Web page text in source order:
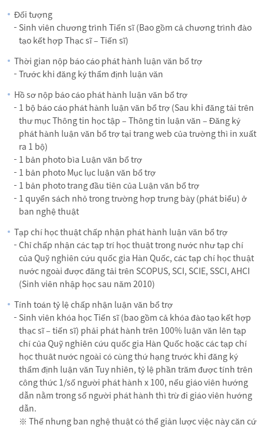
Đối tượng
Sinh viên chương trình Tiến sĩ (Bao gồm cả chương trình đào
tạo kết hợp Thạc sĩ – Tiến sĩ)
Thời gian nộp báo cáo phát hành luận văn bổ trợ
Trước khi đăng ký thẩm định luận văn
Hồ sơ nộp báo cáo phát hành luận văn bổ trợ
1 bộ báo cáo phát hành luận văn bổ trợ (Sau khi đăng tải trên
thư mục Thông tin học tập – Thông tin luận văn – Đăng ký
phát hành luận văn bổ trợ tại trang web của trường thì in xuất
ra 1 bộ)
1 bản photo bìa Luận văn bổ trợ
1 bản photo Mục lục luận văn bổ trợ
1 bản photo trang đầu tiên của Luận văn bổ trợ
1 quyển sách nhỏ trong trường hợp trưng bày (phát biểu) ở
ban nghệ thuật
Tạp chí học thuật chấp nhận phát hành luận văn bổ trợ
Chỉ chấp nhận các tạp trí học thuật trong nước như tạp chí
của Quỹ nghiên cứu quốc gia Hàn Quốc, các tạp chí học thuật
nước ngoài được đăng tải trên SCOPUS, SCI, SCIE, SSCI, AHCI
(Sinh viên nhập học sau năm 2010)
Tính toán tỷ lệ chấp nhận luận văn bổ trợ
Sinh viên khóa học Tiến sĩ (bao gồm cả khóa đào tạo kết hợp
thạc sĩ – tiến sĩ) phải phát hành trên 100% luận văn lên tạp
chí của Quỹ nghiên cứu quốc gia Hàn Quốc hoặc các tạp chí
học thuât nước ngoài có cùng thứ hạng trước khi đăng ký
thẩm định luận văn Tuy nhiên, tỷ lệ phần trăm được tính trên
công thức 1/số người phát hành x 100, nếu giáo viên hướng
dẫn nằm trong số người phát hành thì trừ đi giáo viên hướng
dẫn.
※ Thế nhưng ban nghệ thuật có thể giản lược việc này căn cứ